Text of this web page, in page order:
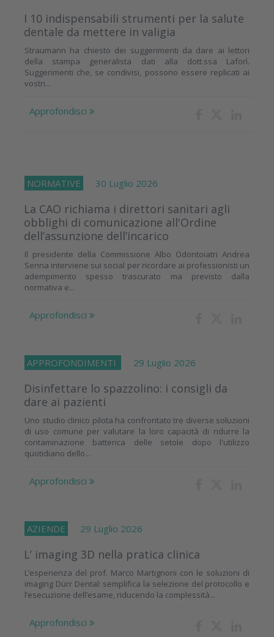
I 10 indispensabili strumenti per la salute
dentale da mettere in valigia
Straumann ha chiesto dei suggerimenti da dare ai lettori
della stampa generalista dati alla dott.ssa Laforì.
Suggerimenti che, se condivisi, possono essere replicati ai
vostri...
Approfondisci
NORMATIVE 30 Luglio 2026
La CAO richiama i direttori sanitari agli
obblighi di comunicazione all'Ordine
dell’assunzione dell’incarico
Il presidente della Commissione Albo Odontoiatri Andrea
Senna interviene sui social per ricordare ai professionisti un
adempimento spesso trascurato ma previsto dalla
normativa e...
Approfondisci
APPROFONDIMENTI 29 Luglio 2026
Disinfettare lo spazzolino: i consigli da
dare ai pazienti
Uno studio clinico pilota ha confrontato tre diverse soluzioni
di uso comune per valutare la loro capacità di ridurre la
contaminazione batterica delle setole dopo l'utilizzo
quotidiano dello...
Approfondisci
AZIENDE 29 Luglio 2026
L’ imaging 3D nella pratica clinica
L’esperienza del prof. Marco Martignoni con le soluzioni di
imaging Dürr Dental: semplifica la selezione del protocollo e
l’esecuzione dell’esame, riducendo la complessità...
Approfondisci